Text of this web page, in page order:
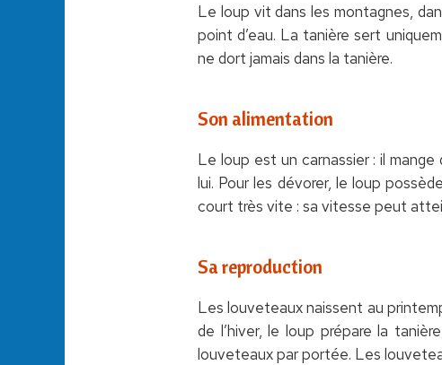
Le loup vit dans les montagnes,
point d’eau. La tanière sert
ne dort jamais dans la tanière.
Son alimentation
Le loup est un carnassier : il
lui. Pour les dévorer, le loup
court très vite : sa vitesse peut
Sa reproduction
Les louveteaux naissent au
de l’hiver, le loup prépare la
louveteaux par portée. Les